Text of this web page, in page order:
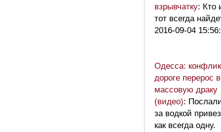
взрывчатку: Кто
тот всегда
2016-09-04
Одесса:
дороге перерос в
массовую драку
(видео):
за водкой привез
как всегда одну.